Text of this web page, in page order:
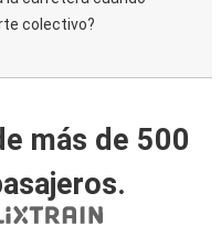
colectivo?
más de 500